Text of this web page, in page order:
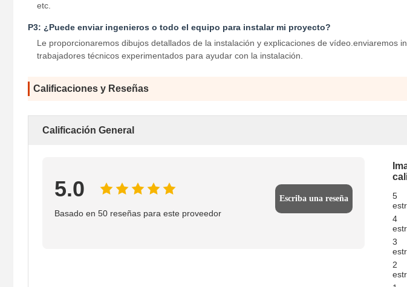
etc.
P3: ¿Puede enviar ingenieros o todo el equipo para instalar mi proyecto?
Le proporcionaremos dibujos detallados de la instalación y explicaciones de vídeo.enviaremos
trabajadores técnicos experimentados para ayudar con la instalación.
Calificaciones y Reseñas
Calificación General
5.0
Basado en 50 reseñas para este proveedor
Escriba una reseña
5
4
3
2